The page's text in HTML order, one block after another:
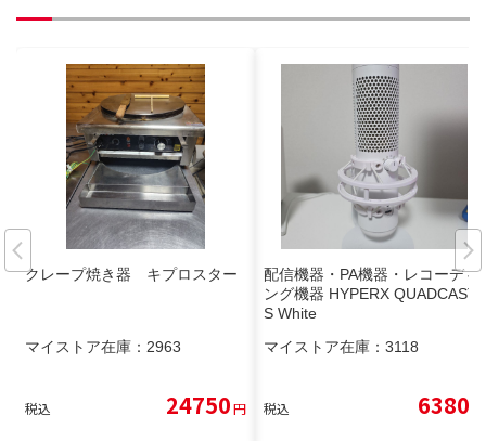
クレープ焼き器 キプロスター
マイストア在庫： 2963
税込 24750円
配信機器・PA機器・レコーディ
ング機器 HYPERX QUADCAST
S White
マイストア在庫： 3118
税込 6380